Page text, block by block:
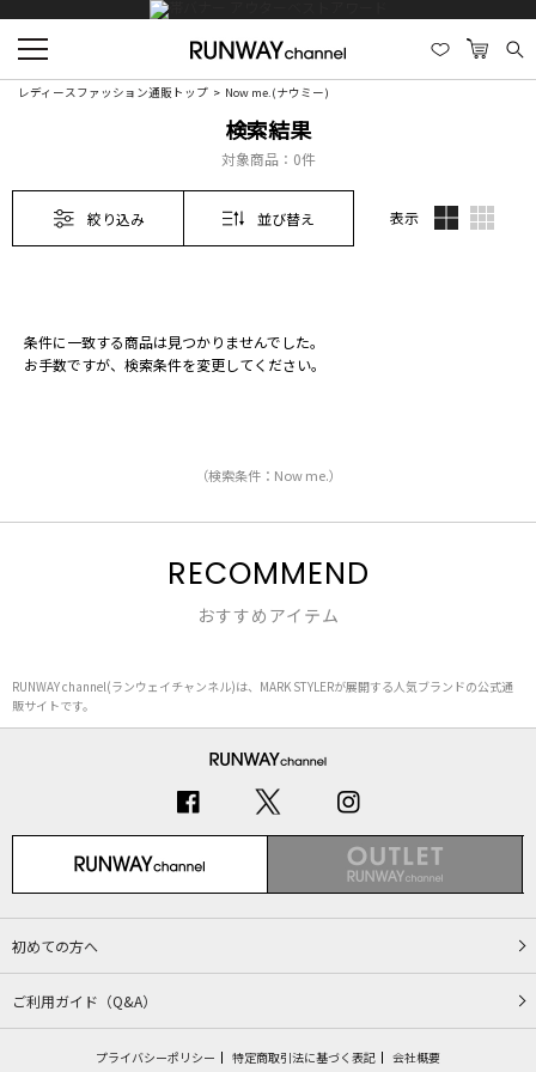
レディースファッション通販トップ Now me.(ナウミー)
検索結果
対象商品： 0件
絞り込み 並び替え 表示
条件に一致する商品は見つかりませんでした。
お手数ですが、検索条件を変更してください。
（検索条件：Now me.）
RECOMMEND
おすすめアイテム
RUNWAY channel(ランウェイチャンネル)は、MARK STYLERが展開する人気ブランドの公式通
販サイトです。
初めての方へ
ご利用ガイド（Q&A）
プライバシーポリシー 特定商取引法に基づく表記 会社概要